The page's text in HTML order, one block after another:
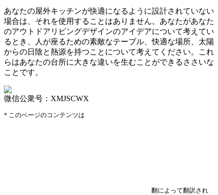
あなたの屋外キッチンが快適になるように設計されていない
場合は、それを使用することはありません。あなたがあなた
のアウトドアリビングデザインのアイデアについて考えてい
るとき、人が座るための素敵なテーブル、快適な場所、太陽
からの日陰と熱源を持つことについて考えてください。これ
らはあなたの台所に大きな違いを生むことができるささいな
ことです。
微信公衆号：XMJSCWX
* このページのコンテンツは
翻によって翻訳され